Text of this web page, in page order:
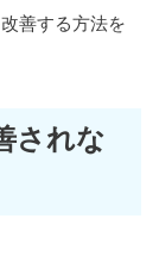
善する方法を
されな